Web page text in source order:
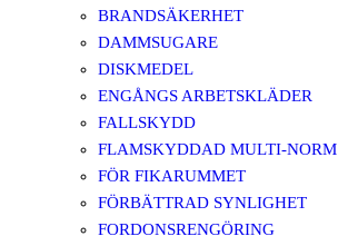
BRANDSÄKERHET
DAMMSUGARE
DISKMEDEL
ENGÅNGS ARBETSKLÄDER
FALLSKYDD
FLAMSKYDDAD MULTI-NORM
FÖR FIKARUMMET
FÖRBÄTTRAD SYNLIGHET
FORDONSRENGÖRING